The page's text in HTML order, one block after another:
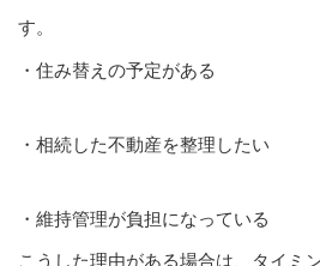
す。
・住み替えの予定がある
・相続した不動産を整理したい
・維持管理が負担になっている
こうした理由がある場合は、タイミ